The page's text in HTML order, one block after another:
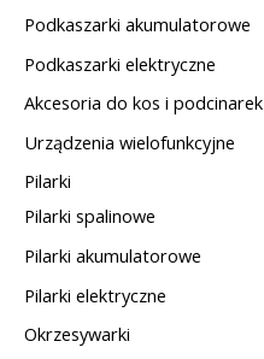
Podkaszarki akumulatorowe
Podkaszarki elektryczne
Akcesoria do kos i podcinarek
Urządzenia wielofunkcyjne
Pilarki
Pilarki spalinowe
Pilarki akumulatorowe
Pilarki elektryczne
Okrzesywarki